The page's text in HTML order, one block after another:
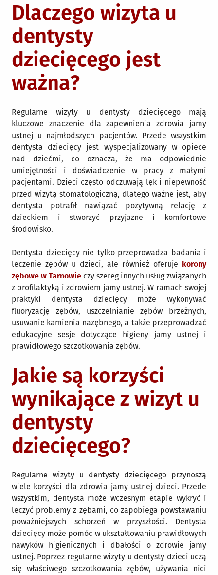
Dlaczego wizyta u
dentysty
dziecięcego jest
ważna?
Regularne wizyty u dentysty dziecięcego mają
kluczowe znaczenie dla zapewnienia zdrowia jamy
ustnej u najmłodszych pacjentów. Przede wszystkim
dentysta dziecięcy jest wyspecjalizowany w opiece
nad dziećmi, co oznacza, że ma odpowiednie
umiejętności i doświadczenie w pracy z małymi
pacjentami. Dzieci często odczuwają lęk i niepewność
przed wizytą stomatologiczną, dlatego ważne jest, aby
dentysta potrafił nawiązać pozytywną relację z
dzieckiem i stworzyć przyjazne i komfortowe
środowisko.
Dentysta dziecięcy nie tylko przeprowadza badania i
leczenie zębów u dzieci, ale również oferuje korony
zębowe w Tarnowie czy szereg innych usług związanych
z profilaktyką i zdrowiem jamy ustnej. W ramach swojej
praktyki dentysta dziecięcy może wykonywać
fluoryzację zębów, uszczelnianie zębów brzeżnych,
usuwanie kamienia nazębnego, a także przeprowadzać
edukacyjne sesje dotyczące higieny jamy ustnej i
prawidłowego szczotkowania zębów.
Jakie są korzyści
wynikające z wizyt u
dentysty
dziecięcego?
Regularne wizyty u dentysty dziecięcego przynoszą
wiele korzyści dla zdrowia jamy ustnej dzieci. Przede
wszystkim, dentysta może wczesnym etapie wykryć i
leczyć problemy z zębami, co zapobiega powstawaniu
poważniejszych schorzeń w przyszłości. Dentysta
dziecięcy może pomóc w ukształtowaniu prawidłowych
nawyków higienicznych i dbałości o zdrowie jamy
ustnej. Poprzez regularne wizyty u dentysty dzieci uczą
się właściwego szczotkowania zębów, używania nici